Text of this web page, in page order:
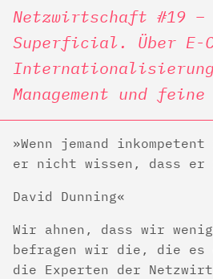
Netzwirtschaft #19 –
Superficial. Über E-
Management und
Wenn jemand
er nicht wissen, dass er
David Dunning
Wir ahnen, dass wir
befragen wir die, die es
die Experten der